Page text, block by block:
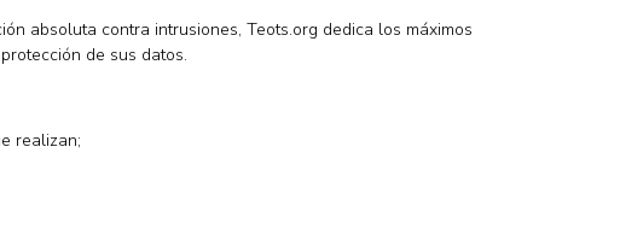
absoluta contra intrusiones, Teots.org dedica los máximos
de sus datos.
realizan;